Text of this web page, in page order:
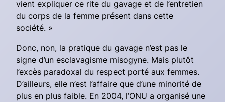
vient expliquer ce rite du gavage et de l’entretien
du corps de la femme présent dans cette
société. »
Donc, non, la pratique du gavage n’est pas le
signe d’un esclavagisme misogyne. Mais plutôt
l’excès paradoxal du respect porté aux femmes.
D’ailleurs, elle n’est l’affaire que d’une minorité de
plus en plus faible. En 2004, l’ONU a organisé une